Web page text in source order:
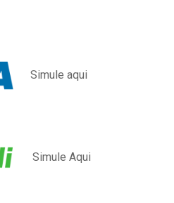
Simule aqui
Simule Aqui